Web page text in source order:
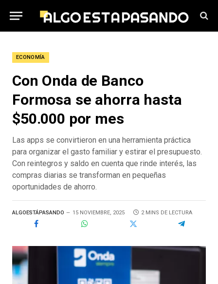
ECONOMÍA
Con Onda de Banco
Formosa se ahorra hasta
$50.000 por mes
Las apps se convirtieron en una herramienta práctica
para organizar el gasto familiar y estirar el presupuesto.
Con reintegros y saldo en cuenta que rinde interés, las
compras diarias se transforman en pequeñas
oportunidades de ahorro.
ALGOESTÁPASANDO 15 NOVIEMBRE, 2025 2 MINS DE LECTURA